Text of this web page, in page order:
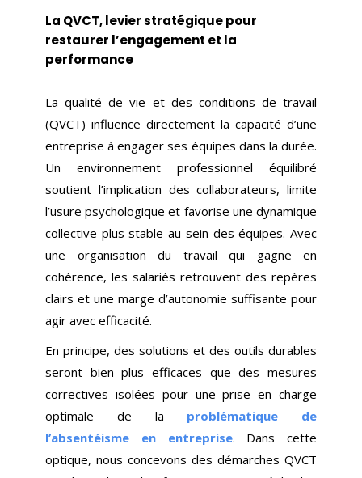
La QVCT, levier stratégique pour
restaurer l’engagement et la
performance
La qualité de vie et des conditions de travail
(QVCT) influence directement la capacité d’une
entreprise à engager ses équipes dans la durée.
Un environnement professionnel équilibré
soutient l’implication des collaborateurs, limite
l’usure psychologique et favorise une dynamique
collective plus stable au sein des équipes. Avec
une organisation du travail qui gagne en
cohérence, les salariés retrouvent des repères
clairs et une marge d’autonomie suffisante pour
agir avec efficacité.
En principe, des solutions et des outils durables
seront bien plus efficaces que des mesures
correctives isolées pour une prise en charge
optimale de la problématique de
l’absentéisme en entreprise. Dans cette
optique, nous concevons des démarches QVCT